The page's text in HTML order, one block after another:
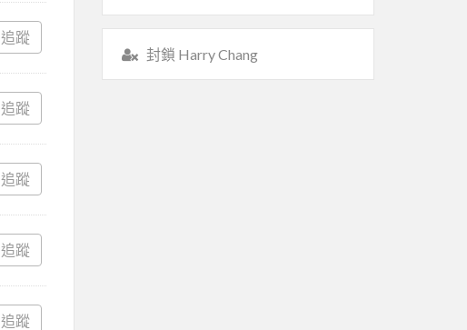
追蹤
追蹤
追蹤
追蹤
追蹤
封鎖 Harry Chang